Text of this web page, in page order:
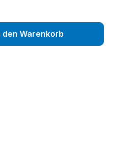
Wert
den Warenkorb